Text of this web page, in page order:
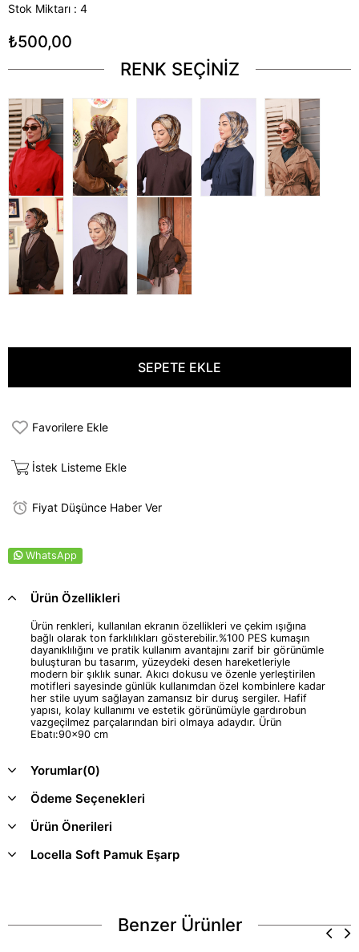
Stok Miktarı : 4
₺500,00
RENK SEÇİNİZ
Favorilere Ekle
İstek Listeme Ekle
Fiyat Düşünce Haber Ver
WhatsApp
Ürün Özellikleri
Ürün renkleri, kullanılan ekranın özellikleri ve çekim ışığına
bağlı olarak ton farklılıkları gösterebilir.%100 PES kumaşın
dayanıklılığını ve pratik kullanım avantajını zarif bir görünümle
buluşturan bu tasarım, yüzeydeki desen hareketleriyle
modern bir şıklık sunar. Akıcı dokusu ve özenle yerleştirilen
motifleri sayesinde günlük kullanımdan özel kombinlere kadar
her stile uyum sağlayan zamansız bir duruş sergiler. Hafif
yapısı, kolay kullanımı ve estetik görünümüyle gardırobun
vazgeçilmez parçalarından biri olmaya adaydır. Ürün
Ebatı:90x90 cm
Yorumlar(0)
Ödeme Seçenekleri
Ürün Önerileri
Locella Soft Pamuk Eşarp
Benzer Ürünler